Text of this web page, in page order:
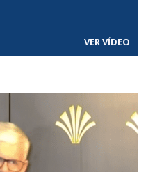
VER VÍDEO